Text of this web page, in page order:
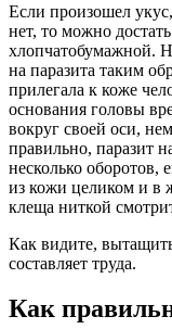
Если произошел
нет, то можно
хлопчатобумажной.
на паразита таким
прилегала к коже
основания головы
вокруг своей оси,
правильно, паразит
несколько оборотов,
из кожи целиком и в
клеща ниткой
Как видите,
составляет труда.
Как